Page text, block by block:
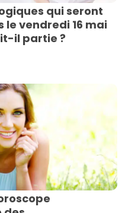
qui seront
le vendredi 16 mai
il partie ?